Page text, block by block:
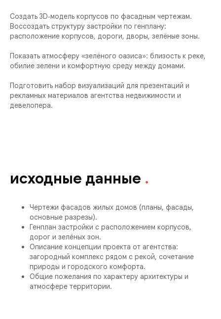
Создать 3D‑модель корпусов по фасадным чертежам.
Воссоздать структуру застройки по генплану:
расположение корпусов, дороги, дворы, зелёные зоны.
Показать атмосферу «зелёного оазиса»: близость к реке,
обилие зелени и комфортную среду между домами.
Подготовить набор визуализаций для презентаций и
рекламных материалов агентства недвижимости и
девелопера.
исходные данные .
Чертежи фасадов жилых домов (планы, фасады,
основные разрезы).
Генплан застройки с расположением корпусов,
дорог и зелёных зон.
Описание концепции проекта от агентства:
загородный комплекс рядом с рекой, сочетание
природы и городского комфорта.
Общие пожелания по характеру архитектуры и
атмосфере территории.